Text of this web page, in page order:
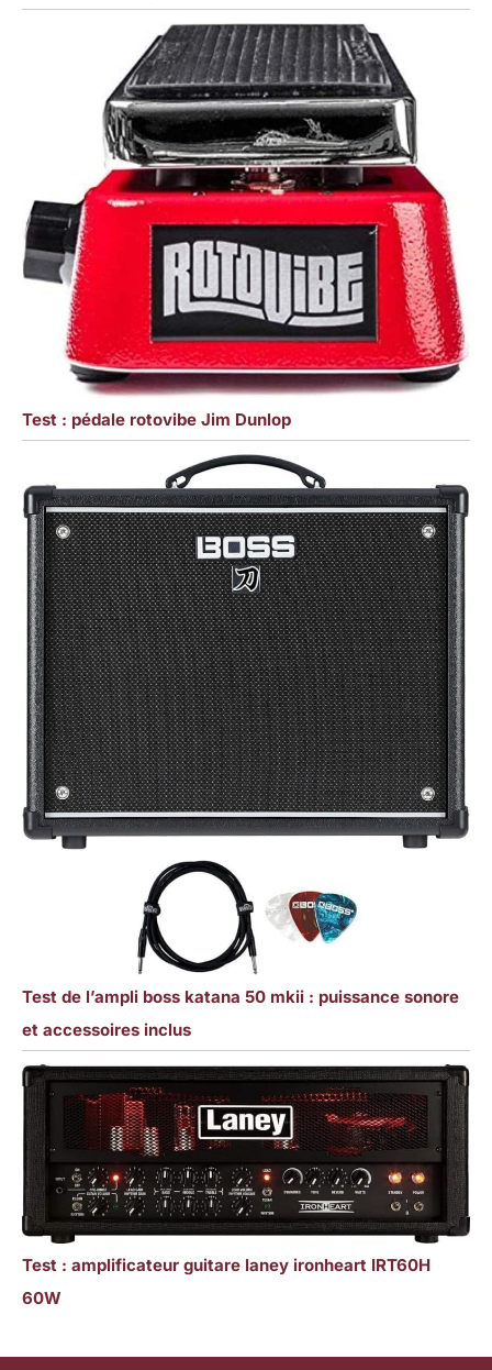
Test : pédale rotovibe Jim Dunlop
Test de l’ampli boss katana 50 mkii : puissance sonore
et accessoires inclus
Test : amplificateur guitare laney ironheart IRT60H
60W